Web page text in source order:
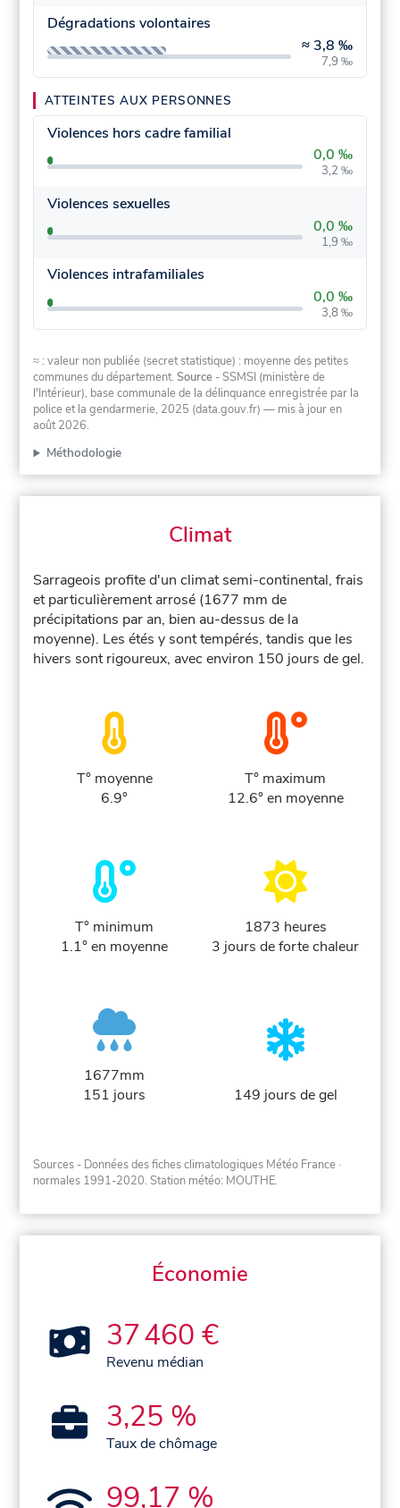
Dégradations volontaires
≈ 3,8 ‰
7,9 ‰
ATTEINTES AUX PERSONNES
Violences hors cadre familial
0,0 ‰
3,2 ‰
Violences sexuelles
0,0 ‰
1,9 ‰
Violences intrafamiliales
0,0 ‰
3,8 ‰
≈ : valeur non publiée (secret statistique) : moyenne des petites
communes du département.Source - SSMSI (ministère de
l'Intérieur), base communale de la délinquance enregistrée par la
police et la gendarmerie, 2025 (data.gouv.fr) — mis à jour en
août 2026.
Méthodologie
Climat
Sarrageois profite d'un climat semi-continental, frais
et particulièrement arrosé (1677 mm de
précipitations par an, bien au-dessus de la
moyenne). Les étés y sont tempérés, tandis que les
hivers sont rigoureux, avec environ 150 jours de gel.
T° moyenne
6.9°
T° maximum
12.6° en moyenne
T° minimum
1.1° en moyenne
1873 heures
3 jours de forte chaleur
1677mm
151 jours
149 jours de gel
Sources - Données des fiches climatologiques Météo France ·
normales 1991-2020. Station météo: MOUTHE.
Économie
37 460 €
Revenu médian
3,25 %
Taux de chômage
99,17 %